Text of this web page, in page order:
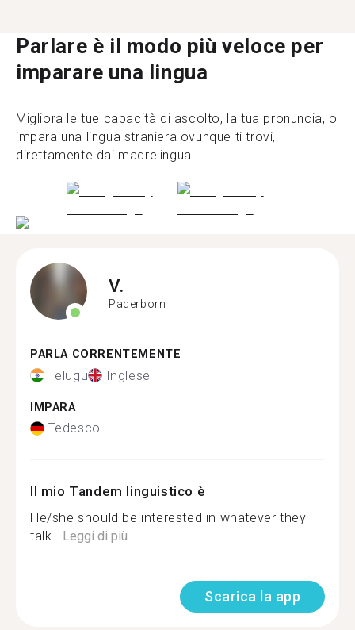
Parlare è il modo più veloce per
imparare una lingua
Migliora le tue capacità di ascolto, la tua pronuncia, o
impara una lingua straniera ovunque ti trovi,
direttamente dai madrelingua.
V.
Paderborn
PARLA CORRENTEMENTE
Telugu Inglese
IMPARA
Tedesco
Il mio Tandem linguistico è
He/she should be interested in whatever they
talk...Leggi di più
Scarica la app